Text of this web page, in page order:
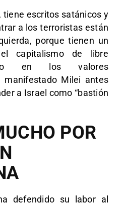
tiene escritos satánicos y
a los terroristas están
porque tienen un
capitalismo de libre
en los valores
manifestado Milei antes
a Israel como “bastión
POR
defendido su labor al